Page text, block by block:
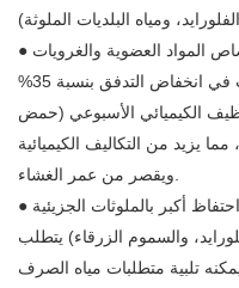
● عدم كفاية مقاومة التلوث: يتم امتصاص المواد العضوية والغرويات
بسهولة على سطح الغشاء، مما يتسبب في انخفاض التدفق بنسبة 35%
الكيميائي الأسبوعي (حمض
يزيد من التكاليف الكيميائية
ويقصر من عمر الغشاء.
● أكبر بالملوثات الجزيئية
والسموم الزرقاء) يتطلب
تلبية متطلبات مياه الصرف